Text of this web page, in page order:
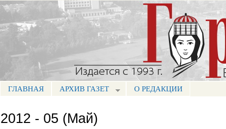
Портал СМИ КБР
МЕНЮ ГОРЯНКА
ГЛАВНАЯ АРХИВ ГАЗЕТ О РЕДАКЦИИ
2012 - 05 (Май)